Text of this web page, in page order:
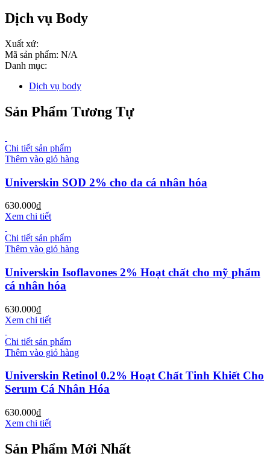
Dịch vụ Body
Xuất xứ:
Mã sản phẩm: N/A
Danh mục:
Dịch vụ body
Sản Phẩm Tương Tự
Chi tiết sản phẩm
Thêm vào giỏ hàng
Universkin SOD 2% cho da cá nhân hóa
630.000₫
Xem chi tiết
Chi tiết sản phẩm
Thêm vào giỏ hàng
Universkin Isoflavones 2% Hoạt chất cho mỹ phẩm
cá nhân hóa
630.000₫
Xem chi tiết
Chi tiết sản phẩm
Thêm vào giỏ hàng
Universkin Retinol 0.2% Hoạt Chất Tinh Khiết Cho
Serum Cá Nhân Hóa
630.000₫
Xem chi tiết
Sản Phẩm Mới Nhất